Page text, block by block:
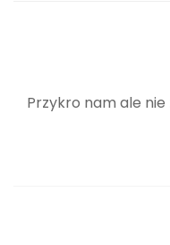
Przykro nam ale